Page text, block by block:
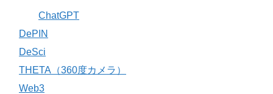
ChatGPT
DePIN
DeSci
THETA（360度カメラ）
Web3